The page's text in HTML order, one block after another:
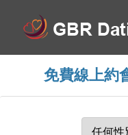
免費線上約